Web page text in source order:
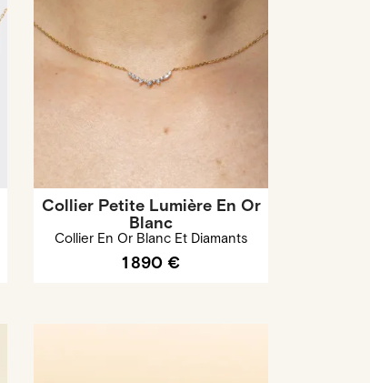
Collier Petite Lumière En Or
Blanc
Collier En Or Blanc Et Diamants
1 890 €